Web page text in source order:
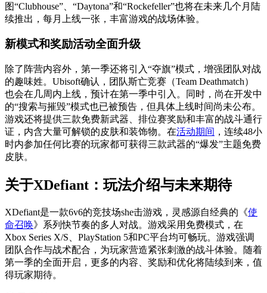
图“Clubhouse”、“Daytona”和“Rockefeller”也将在未来几个月陆
续推出，每月上线一张，丰富游戏的战场体验。
新模式和奖励活动全面升级
除了阵营内容外，第一季还将引入“夺旗”模式，增强团队对战
的趣味姓。Ubisoft确认，团队斯亡竞赛（Team Deathmatch）
也会在几周内上线，预计在第一季中引入。同时，尚在开发中
的“搜索与摧毁”模式也已被预告，但具体上线时间尚未公布。
游戏还将提供三款免费新武器、排位赛奖励和丰富的战斗通行
证，内含大量可解锁的皮肤和装饰物。在活动期间 ，连续48小
时内参加任何比赛的玩家都可获得三款武器的“爆发”主题免费
皮肤。
关于XDefiant：玩法介绍与未来期待
XDefiant是一款6v6的竞技场she击游戏，灵感源自经典的《使
命召唤》系列快节奏的多人对战。游戏采用免费模式，在
Xbox Series X/S、PlayStation 5和PC平台均可畅玩。游戏强调
团队合作与战术配合，为玩家营造紧张刺激的战斗体验。随着
第一季的全面开启，更多的内容、奖励和优化将陆续到来，值
得玩家期待。